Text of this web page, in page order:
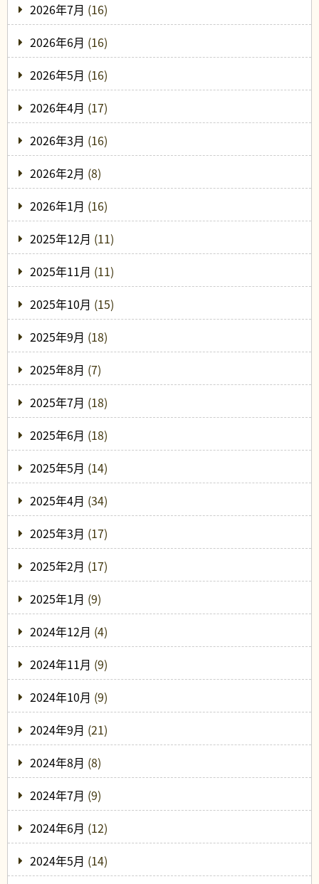
2026年7月 (16)
2026年6月 (16)
2026年5月 (16)
2026年4月 (17)
2026年3月 (16)
2026年2月 (8)
2026年1月 (16)
2025年12月 (11)
2025年11月 (11)
2025年10月 (15)
2025年9月 (18)
2025年8月 (7)
2025年7月 (18)
2025年6月 (18)
2025年5月 (14)
2025年4月 (34)
2025年3月 (17)
2025年2月 (17)
2025年1月 (9)
2024年12月 (4)
2024年11月 (9)
2024年10月 (9)
2024年9月 (21)
2024年8月 (8)
2024年7月 (9)
2024年6月 (12)
2024年5月 (14)